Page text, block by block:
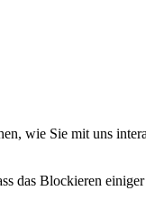
wie Sie mit uns
das Blockieren